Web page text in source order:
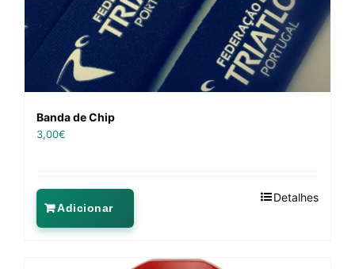
Banda de Chip
3,00€
Adicionar
Detalhes